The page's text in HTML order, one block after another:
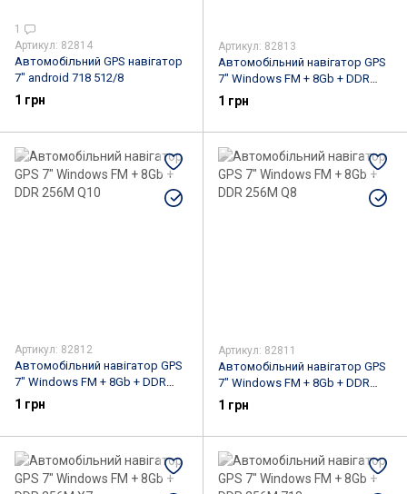
1
Артикул: 82814
Автомобільний GPS навігатор
7" android 718 512/8
1 грн
Артикул: 82813
Автомобільний навігатор GPS
7" Windows FM + 8Gb + DDR
256M 710
1 грн
Артикул: 82812
Автомобільний навігатор GPS
7" Windows FM + 8Gb + DDR
256M Q10
1 грн
Артикул: 82811
Автомобільний навігатор GPS
7" Windows FM + 8Gb + DDR
256M Q8
1 грн